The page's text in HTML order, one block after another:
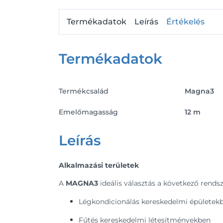
Termékadatok Leírás Értékelés
Termékadatok
Termékcsalád Magna3
Emelőmagasság 12 m
Leírás
Alkalmazási területek
A MAGNA3 ideális választás a következő
Légkondicionálás kereskedelmi
Fűtés kereskedelmi létesítményekben